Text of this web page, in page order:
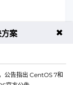
案 ✖
公告指出 CentOS 7和